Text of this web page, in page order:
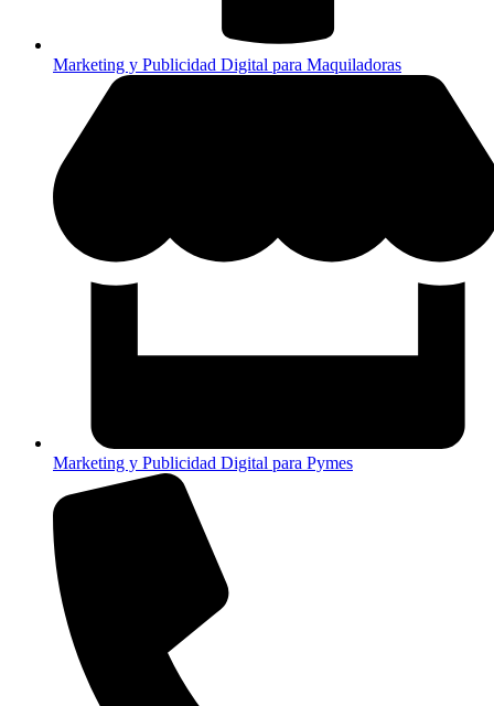
Marketing y Publicidad Digital para Maquiladoras
Marketing y Publicidad Digital para Pymes